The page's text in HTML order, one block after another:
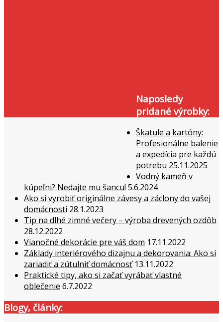
Naposledy
pridané výrobky:
Škatule a kartóny:
Profesionálne balenie
a expedícia pre každú
potrebu 25.11.2025
Vodný kameň v
kúpeľni? Nedajte mu šancu! 5.6.2024
Ako si vyrobiť originálne závesy a záclony do vašej
domácnosti 28.1.2023
Tip na dlhé zimné večery – výroba drevených ozdôb
28.12.2022
Vianočné dekorácie pre váš dom 17.11.2022
Základy interiérového dizajnu a dekorovania: Ako si
zariadiť a zútulniť domácnosť 13.11.2022
Praktické tipy, ako si začať vyrábať vlastné
oblečenie 6.7.2022
Blogy, články: